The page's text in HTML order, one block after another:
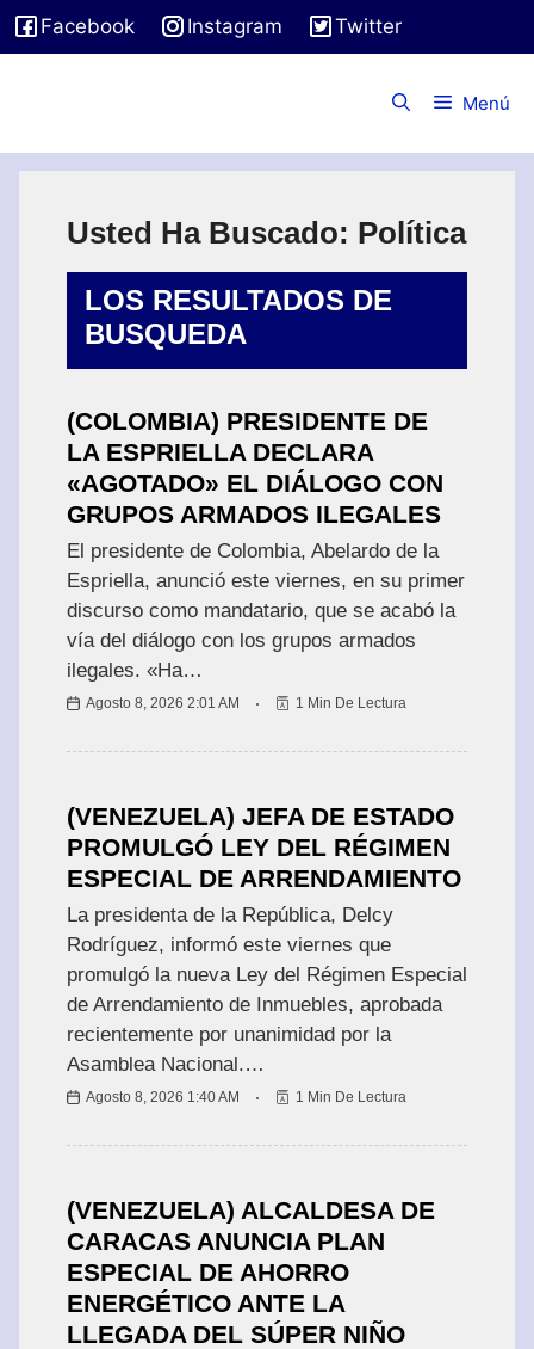
Saltar
Facebook Instagram Twitter
Menú
Usted Ha Buscado: Política
LOS RESULTADOS DE
BUSQUEDA
I
N
N
A
I
O
N
A
E
S
(COLOMBIA) PRESIDENTE DE
LA ESPRIELLA DECLARA
«AGOTADO» EL DIÁLOGO CON
GRUPOS ARMADOS ILEGALES
El presidente de Colombia, Abelardo de la
Espriella, anunció este viernes, en su primer
discurso como mandatario, que se acabó la
vía del diálogo con los grupos armados
ilegales. «Ha…
Agosto 8, 2026 2:01 AM 1 Min De Lectura
N
C
I
O
N
L
(VENEZUELA) JEFA DE ESTADO
PROMULGÓ LEY DEL RÉGIMEN
ESPECIAL DE ARRENDAMIENTO
La presidenta de la República, Delcy
Rodríguez, informó este viernes que
promulgó la nueva Ley del Régimen Especial
de Arrendamiento de Inmuebles, aprobada
recientemente por unanimidad por la
Asamblea Nacional.…
Agosto 8, 2026 1:40 AM 1 Min De Lectura
N
I
O
N
L
(VENEZUELA) ALCALDESA DE
CARACAS ANUNCIA PLAN
ESPECIAL DE AHORRO
ENERGÉTICO ANTE LA
LLEGADA DEL SÚPER NIÑO
I
N
E
R